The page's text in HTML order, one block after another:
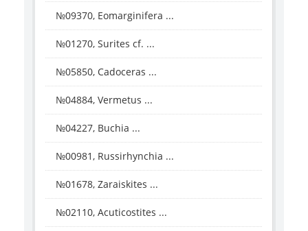
№09370, Eomarginifera ...
№01270, Surites cf. ...
№05850, Cadoceras ...
№04884, Vermetus ...
№04227, Buchia ...
№00981, Russirhynchia ...
№01678, Zaraiskites ...
№02110, Acuticostites ...